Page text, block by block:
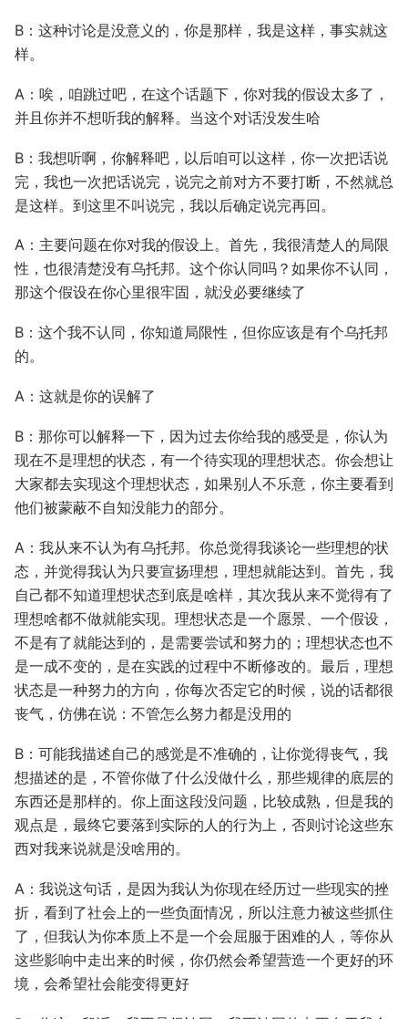
B：这种讨论是没意义的，你是那样，我是这样，事实就这
样。
A：唉，咱跳过吧，在这个话题下，你对我的假设太多了，
并且你并不想听我的解释。当这个对话没发生哈
B：我想听啊，你解释吧，以后咱可以这样，你一次把话说
完，我也一次把话说完，说完之前对方不要打断，不然就总
是这样。到这里不叫说完，我以后确定说完再回。
A：主要问题在你对我的假设上。首先，我很清楚人的局限
性，也很清楚没有乌托邦。这个你认同吗？如果你不认同，
那这个假设在你心里很牢固，就没必要继续了
B：这个我不认同，你知道局限性，但你应该是有个乌托邦
的。
A：这就是你的误解了
B：那你可以解释一下，因为过去你给我的感受是，你认为
现在不是理想的状态，有一个待实现的理想状态。你会想让
大家都去实现这个理想状态，如果别人不乐意，你主要看到
他们被蒙蔽不自知没能力的部分。
A：我从来不认为有乌托邦。你总觉得我谈论一些理想的状
态，并觉得我认为只要宣扬理想，理想就能达到。首先，我
自己都不知道理想状态到底是啥样，其次我从来不觉得有了
理想啥都不做就能实现。理想状态是一个愿景、一个假设，
不是有了就能达到的，是需要尝试和努力的；理想状态也不
是一成不变的，是在实践的过程中不断修改的。最后，理想
状态是一种努力的方向，你每次否定它的时候，说的话都很
丧气，仿佛在说：不管怎么努力都是没用的
B：可能我描述自己的感觉是不准确的，让你觉得丧气，我
想描述的是，不管你做了什么没做什么，那些规律的底层的
东西还是那样的。你上面这段没问题，比较成熟，但是我的
观点是，最终它要落到实际的人的行为上，否则讨论这些东
西对我来说就是没啥用的。
A：我说这句话，是因为我认为你现在经历过一些现实的挫
折，看到了社会上的一些负面情况，所以注意力被这些抓住
了，但我认为你本质上不是一个会屈服于困难的人，等你从
这些影响中走出来的时候，你仍然会希望营造一个更好的环
境，会希望社会能变得更好